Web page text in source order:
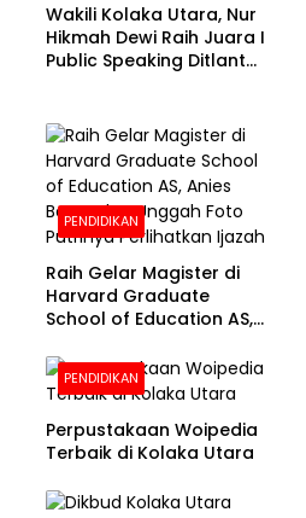
Wakili Kolaka Utara, Nur
Hikmah Dewi Raih Juara I
Public Speaking Ditlantas
Bhayangkara ke-80
PENDIDIKAN
Raih Gelar Magister di
Harvard Graduate
School of Education AS,
Foto Putrinya Perlihatkan
Ijazah
PENDIDIKAN
Perpustakaan Woipedia
Terbaik di Kolaka Utara